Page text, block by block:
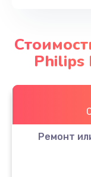
Philips
Ремонт